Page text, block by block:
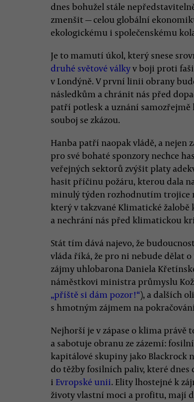
dnes bohužel stále
zmenšit — celou globální
ekologickému i společenskému
Je to mamutí úkol, který snese
druhé světové válkyv boji proti
v Londýně. V první linii obrany
následkům a chránit nás před
patří potlesk a uznání
souboj se zkázou.
Hanba patří naopak vládě, a nejen
pro své bohaté sponzory nechce
veřejných sektorů zvýšit platy
hasit příčinu požáru, kterou dala
minulý týden rozhodnutím trojice
který v takzvané Klimatické
a nechrání nás před klimatickou
Stát tím dává najevo, že
vláda říká, že pro ni nebude dělat
zájmy uhlobarona Daniela
náměstkovi ministra průmyslu
„příště si dám pozor!“), a dalších
s hmotným zájmem na
Nejhorší je v zápase o klima
a sabotuje obranu ze zázemí:
kapitálové skupiny jako Blackrock
do těžby fosilních paliv, které
i Evropské unii. Elity lhostejné k
životy vlastní moci a profitu, mají